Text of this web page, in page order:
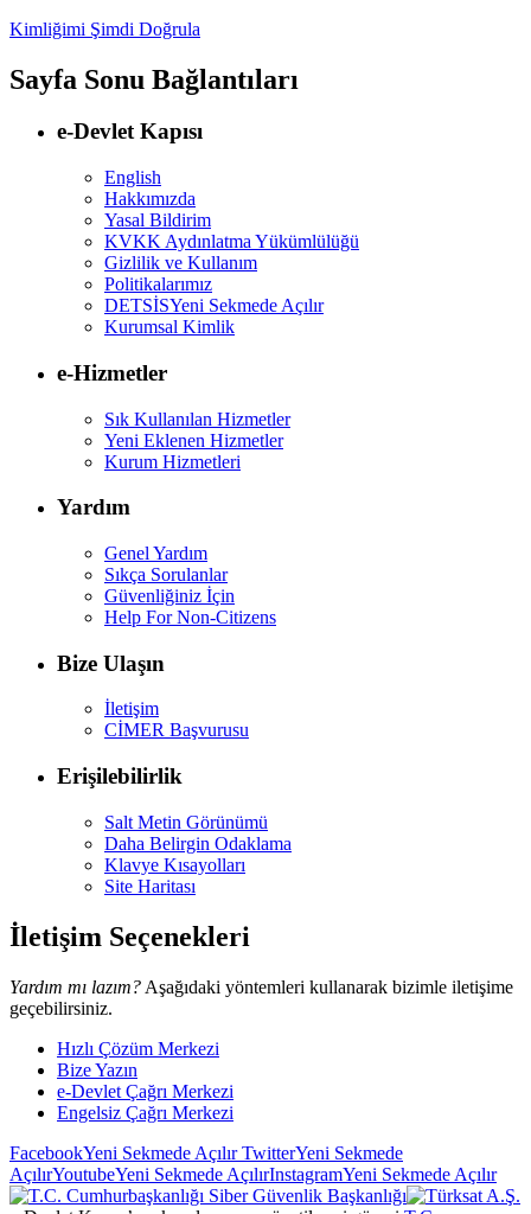
Kimliğimi Şimdi Doğrula
Sayfa Sonu Bağlantıları
e-Devlet Kapısı
English
Hakkımızda
Yasal Bildirim
KVKK Aydınlatma Yükümlülüğü
Gizlilik ve Kullanım
Politikalarımız
DETSİSYeni Sekmede Açılır
Kurumsal Kimlik
e-Hizmetler
Sık Kullanılan Hizmetler
Yeni Eklenen Hizmetler
Kurum Hizmetleri
Yardım
Genel Yardım
Sıkça Sorulanlar
Güvenliğiniz İçin
Help For Non-Citizens
Bize Ulaşın
İletişim
CİMER Başvurusu
Erişilebilirlik
Salt Metin Görünümü
Daha Belirgin Odaklama
Klavye Kısayolları
Site Haritası
İletişim Seçenekleri
Yardım mı lazım? Aşağıdaki yöntemleri kullanarak bizimle iletişime
geçebilirsiniz.
Hızlı Çözüm Merkezi
Bize Yazın
e-Devlet Çağrı Merkezi
Engelsiz Çağrı Merkezi
FacebookYeni Sekmede AçılırTwitterYeni Sekmede
AçılırYoutubeYeni Sekmede AçılırInstagramYeni Sekmede Açılır